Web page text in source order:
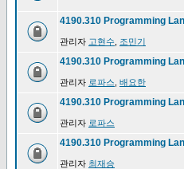
4190.310 Programming
관리자 고현수 조민기
4190.310 Programming
관리자 로파스 배요한
4190.310 Programming
관리자 로파스
4190.310 Programming
관리자 최재승